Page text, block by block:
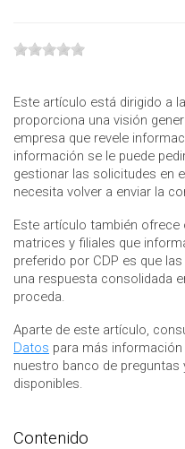
Este artículo está dirigido a
proporciona una visión
empresa que revele
información se le puede
gestionar las solicitudes en
necesita volver a enviar la
Este artículo también
matrices y filiales que
preferido por CDP es que
una respuesta consolidada
proceda.
Aparte de este artículo,
Datos para más
nuestro banco de
disponibles.
Contenido